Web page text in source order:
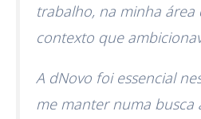
trabalho, na minha
contexto que
A dNovo foi essencial
me manter numa busca